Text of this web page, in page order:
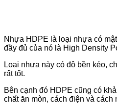
Nhựa HDPE là loại nhựa có
đầy đủ của nó là High Density
Loại nhựa này có độ bền kéo,
rất tốt.
Bên cạnh đó HDPE cũng có
chất ăn mòn, cách điện và cách